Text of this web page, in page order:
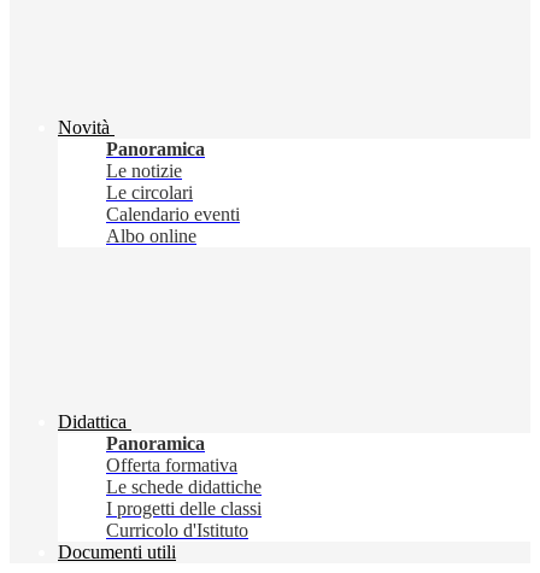
Novità
Panoramica
Le notizie
Le circolari
Calendario eventi
Albo online
Didattica
Panoramica
Offerta formativa
Le schede didattiche
I progetti delle classi
Curricolo d'Istituto
Documenti utili